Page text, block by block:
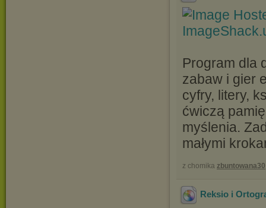
Program dla
zabaw i gier
cyfry, litery,
ćwiczą
myślenia.
małymi
z chomika zbuntowana30
Reksio i